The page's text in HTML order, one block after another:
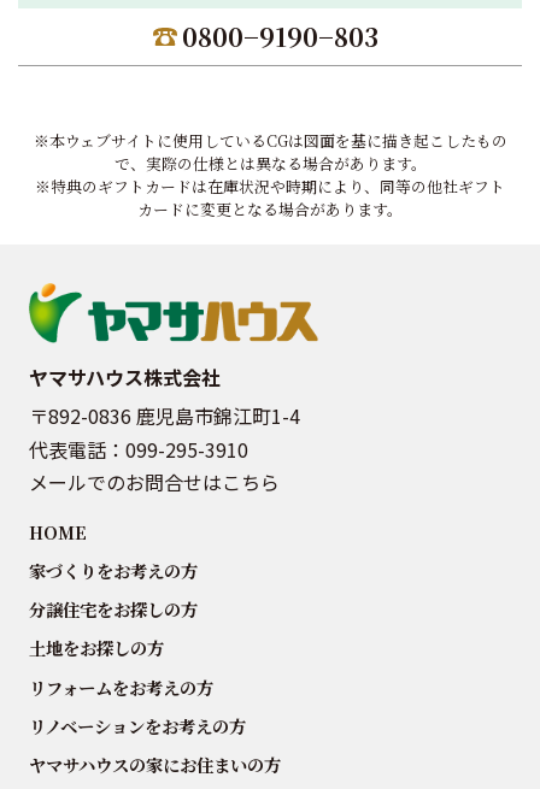
0800−9190−803
※本ウェブサイトに使用しているCGは図面を基に描き起こしたもの
で、実際の仕様とは異なる場合があります。
※特典のギフトカードは在庫状況や時期により、同等の他社ギフト
カードに変更となる場合があります。
ヤマサハウス株式会社
〒892-0836 鹿児島市錦江町1-4
代表電話： 099-295-3910
メールでのお問合せはこちら
HOME
家づくりをお考えの方
分譲住宅をお探しの方
土地をお探しの方
リフォームをお考えの方
リノベーションをお考えの方
ヤマサハウスの家にお住まいの方